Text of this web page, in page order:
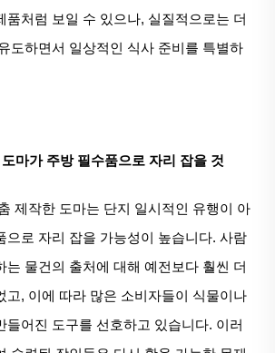
품처럼 보일 수 있으나, 실질적으로는 더
도하면서 일상적인 식사 준비를 특별하
마가 주방 필수품으로 자리 잡을 것
제작한 도마는 단지 일시적인 유행이 아
으로 자리 잡을 가능성이 높습니다. 사람
는 물건의 출처에 대해 예전보다 훨씬 더
고, 이에 따라 많은 소비자들이 식물이나
들어진 도구를 선호하고 있습니다. 이러